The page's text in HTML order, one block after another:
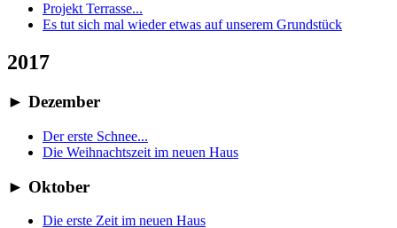
Projekt Terrasse...
Es tut sich mal wieder etwas auf unserem Grundstück
2017
► Dezember
Der erste Schnee...
Die Weihnachtszeit im neuen Haus
► Oktober
Die erste Zeit im neuen Haus